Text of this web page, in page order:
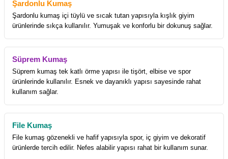
Şardonlu Kumaş
Şardonlu kumaş içi tüylü ve sıcak tutan yapısıyla kışlık giyim
ürünlerinde sıkça kullanılır. Yumuşak ve konforlu bir dokunuş sağlar.
Süprem Kumaş
Süprem kumaş tek katlı örme yapısı ile tişört, elbise ve spor
ürünlerinde kullanılır. Esnek ve dayanıklı yapısı sayesinde rahat
kullanım sağlar.
File Kumaş
File kumaş gözenekli ve hafif yapısıyla spor, iç giyim ve dekoratif
ürünlerde tercih edilir. Nefes alabilir yapısı rahat bir kullanım sunar.